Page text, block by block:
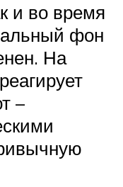
и во время
фон
На
–